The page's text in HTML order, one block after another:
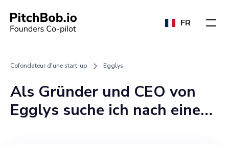
FR
Cofondateur d'une start-up Egglys
Als Gründer und CEO von
Egglys suche ich nach einem